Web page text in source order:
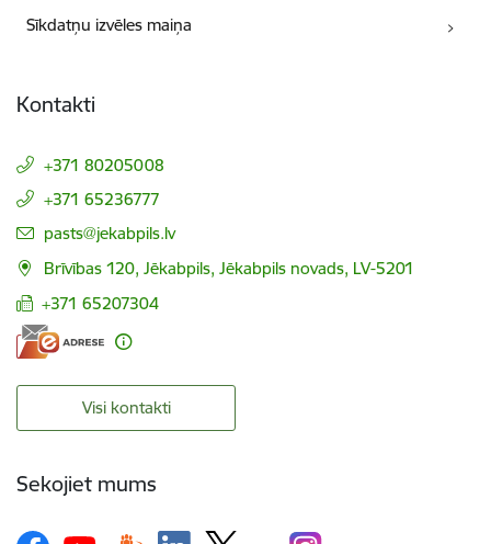
Sīkdatņu izvēles maiņa
Kontakti
+371 80205008
+371 65236777
E-pasts:
pasts@jekabpils.lv
Brīvības 120, Jēkabpils, Jēkabpils novads, LV-5201
+371 65207304
Visi kontakti
Sekojiet mums